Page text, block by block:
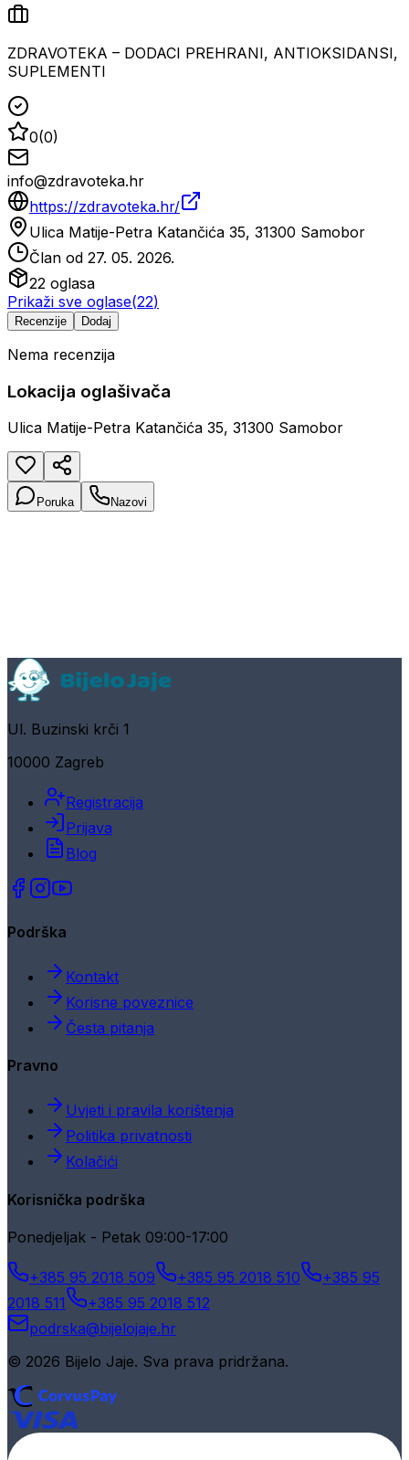
ZDRAVOTEKA – DODACI PREHRANI, ANTIOKSIDANSI,
SUPLEMENTI
0(0)
info@zdravoteka.hr
https://zdravoteka.hr/
Ulica Matije-Petra Katančića 35, 31300 Samobor
Član od 27. 05. 2026.
22 oglasa
Prikaži sve oglase(22)
Recenzije Dodaj
Nema recenzija
Lokacija oglašivača
Ulica Matije-Petra Katančića 35, 31300 Samobor
Poruka Nazovi
Ul. Buzinski krči 1
10000 Zagreb
Registracija
Prijava
Blog
Podrška
Kontakt
Korisne poveznice
Česta pitanja
Pravno
Uvjeti i pravila korištenja
Politika privatnosti
Kolačići
Korisnička podrška
Ponedjeljak - Petak 09:00-17:00
+385 95 2018 509 +385 95 2018 510
+385 95
2018 511
+385 95 2018 512
podrska@bijelojaje.hr
© 2026 Bijelo Jaje. Sva prava pridržana.